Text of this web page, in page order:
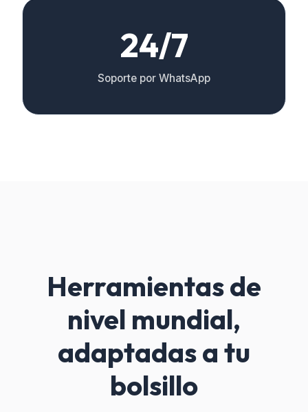
24/7
Soporte por WhatsApp
Herramientas de
nivel mundial,
adaptadas a tu
bolsillo